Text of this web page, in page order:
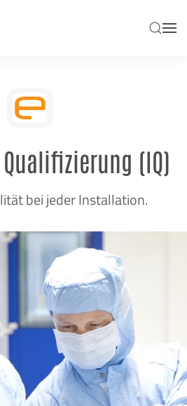
(IQ)
bei jeder Installation.